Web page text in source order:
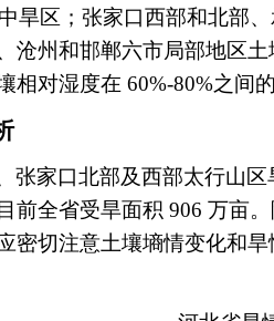
旱区；张家口西部和北部
沧州和邯郸六市局部地区
相对湿度在 60%-80%之间
张家口北部及西部太行山
前全省受旱面积 906 万亩
密切注意土壤墒情变化和